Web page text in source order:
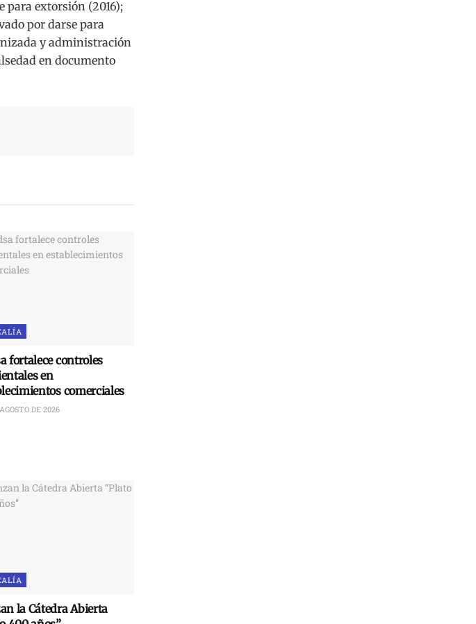
para extorsión (2016);
por darse para
y administración
en documento
fortalece controles
en
comerciales
DE 2026
la Cátedra Abierta